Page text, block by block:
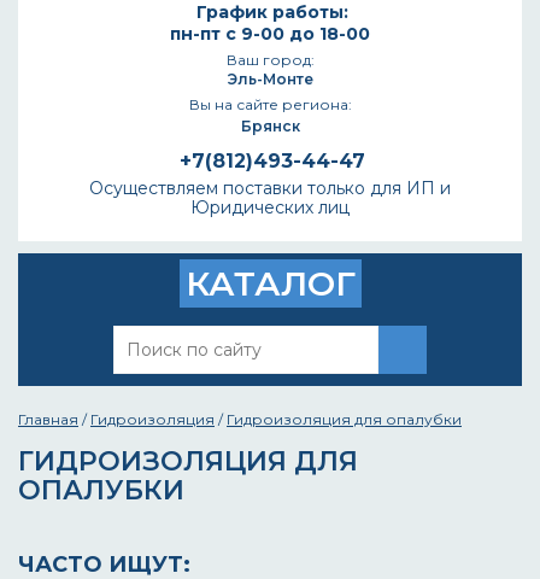
График работы:
пн-пт с 9-00 до 18-00
Ваш город:
Эль-Монте
Вы на сайте региона:
Брянск
+7(812)493-44-47
Осуществляем поставки только для ИП и
Юридических лиц
КАТАЛОГ
Главная / Гидроизоляция / Гидроизоляция для опалубки
ГИДРОИЗОЛЯЦИЯ ДЛЯ
ОПАЛУБКИ
ЧАСТО ИЩУТ: